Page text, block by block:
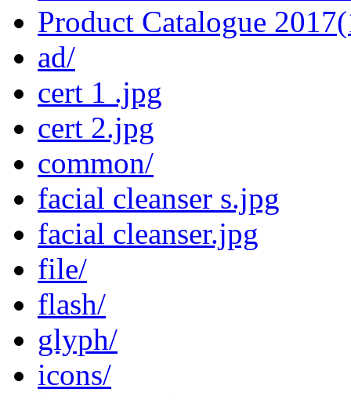
Product Catalogue
ad/
cert 1 .jpg
cert 2.jpg
common/
facial cleanser s.jpg
facial cleanser.jpg
file/
flash/
glyph/
icons/